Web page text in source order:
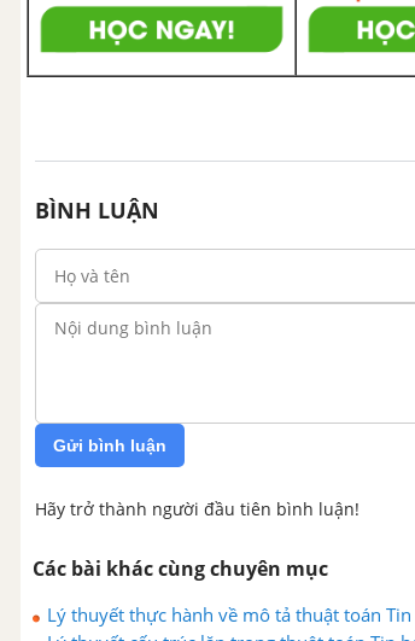
BÌNH LUẬN
Gửi bình luận
Hãy trở thành người đầu tiên bình luận!
Các bài khác cùng chuyên mục
Lý thuyết thực hành về mô tả thuật toán Tin